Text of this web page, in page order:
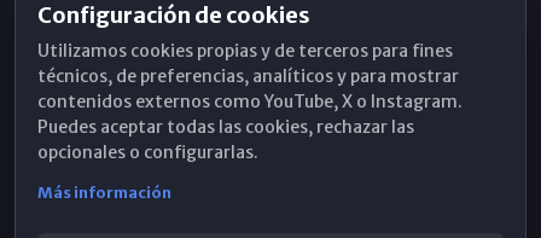
Horarios de Misa
Hemeroteca
WhatsApp
Configuración de cookies
Utilizamos cookies propias y de terceros para fines
técnicos, de preferencias, analíticos y para mostrar
contenidos externos como YouTube, X o Instagram.
Puedes aceptar todas las cookies, rechazar las
opcionales o configurarlas.
Más información